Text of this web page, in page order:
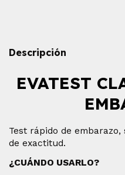
Descripción
EVATEST
Test rápido de
de exactitud.
¿CUÁNDO USARLO?